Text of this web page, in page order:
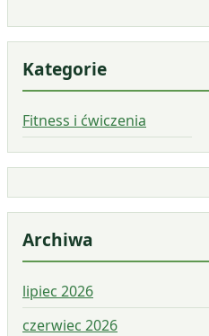
Kategorie
Fitness i ćwiczenia
Archiwa
lipiec 2026
czerwiec 2026